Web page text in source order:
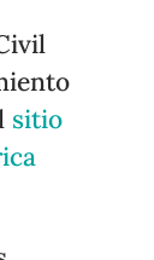
sitio